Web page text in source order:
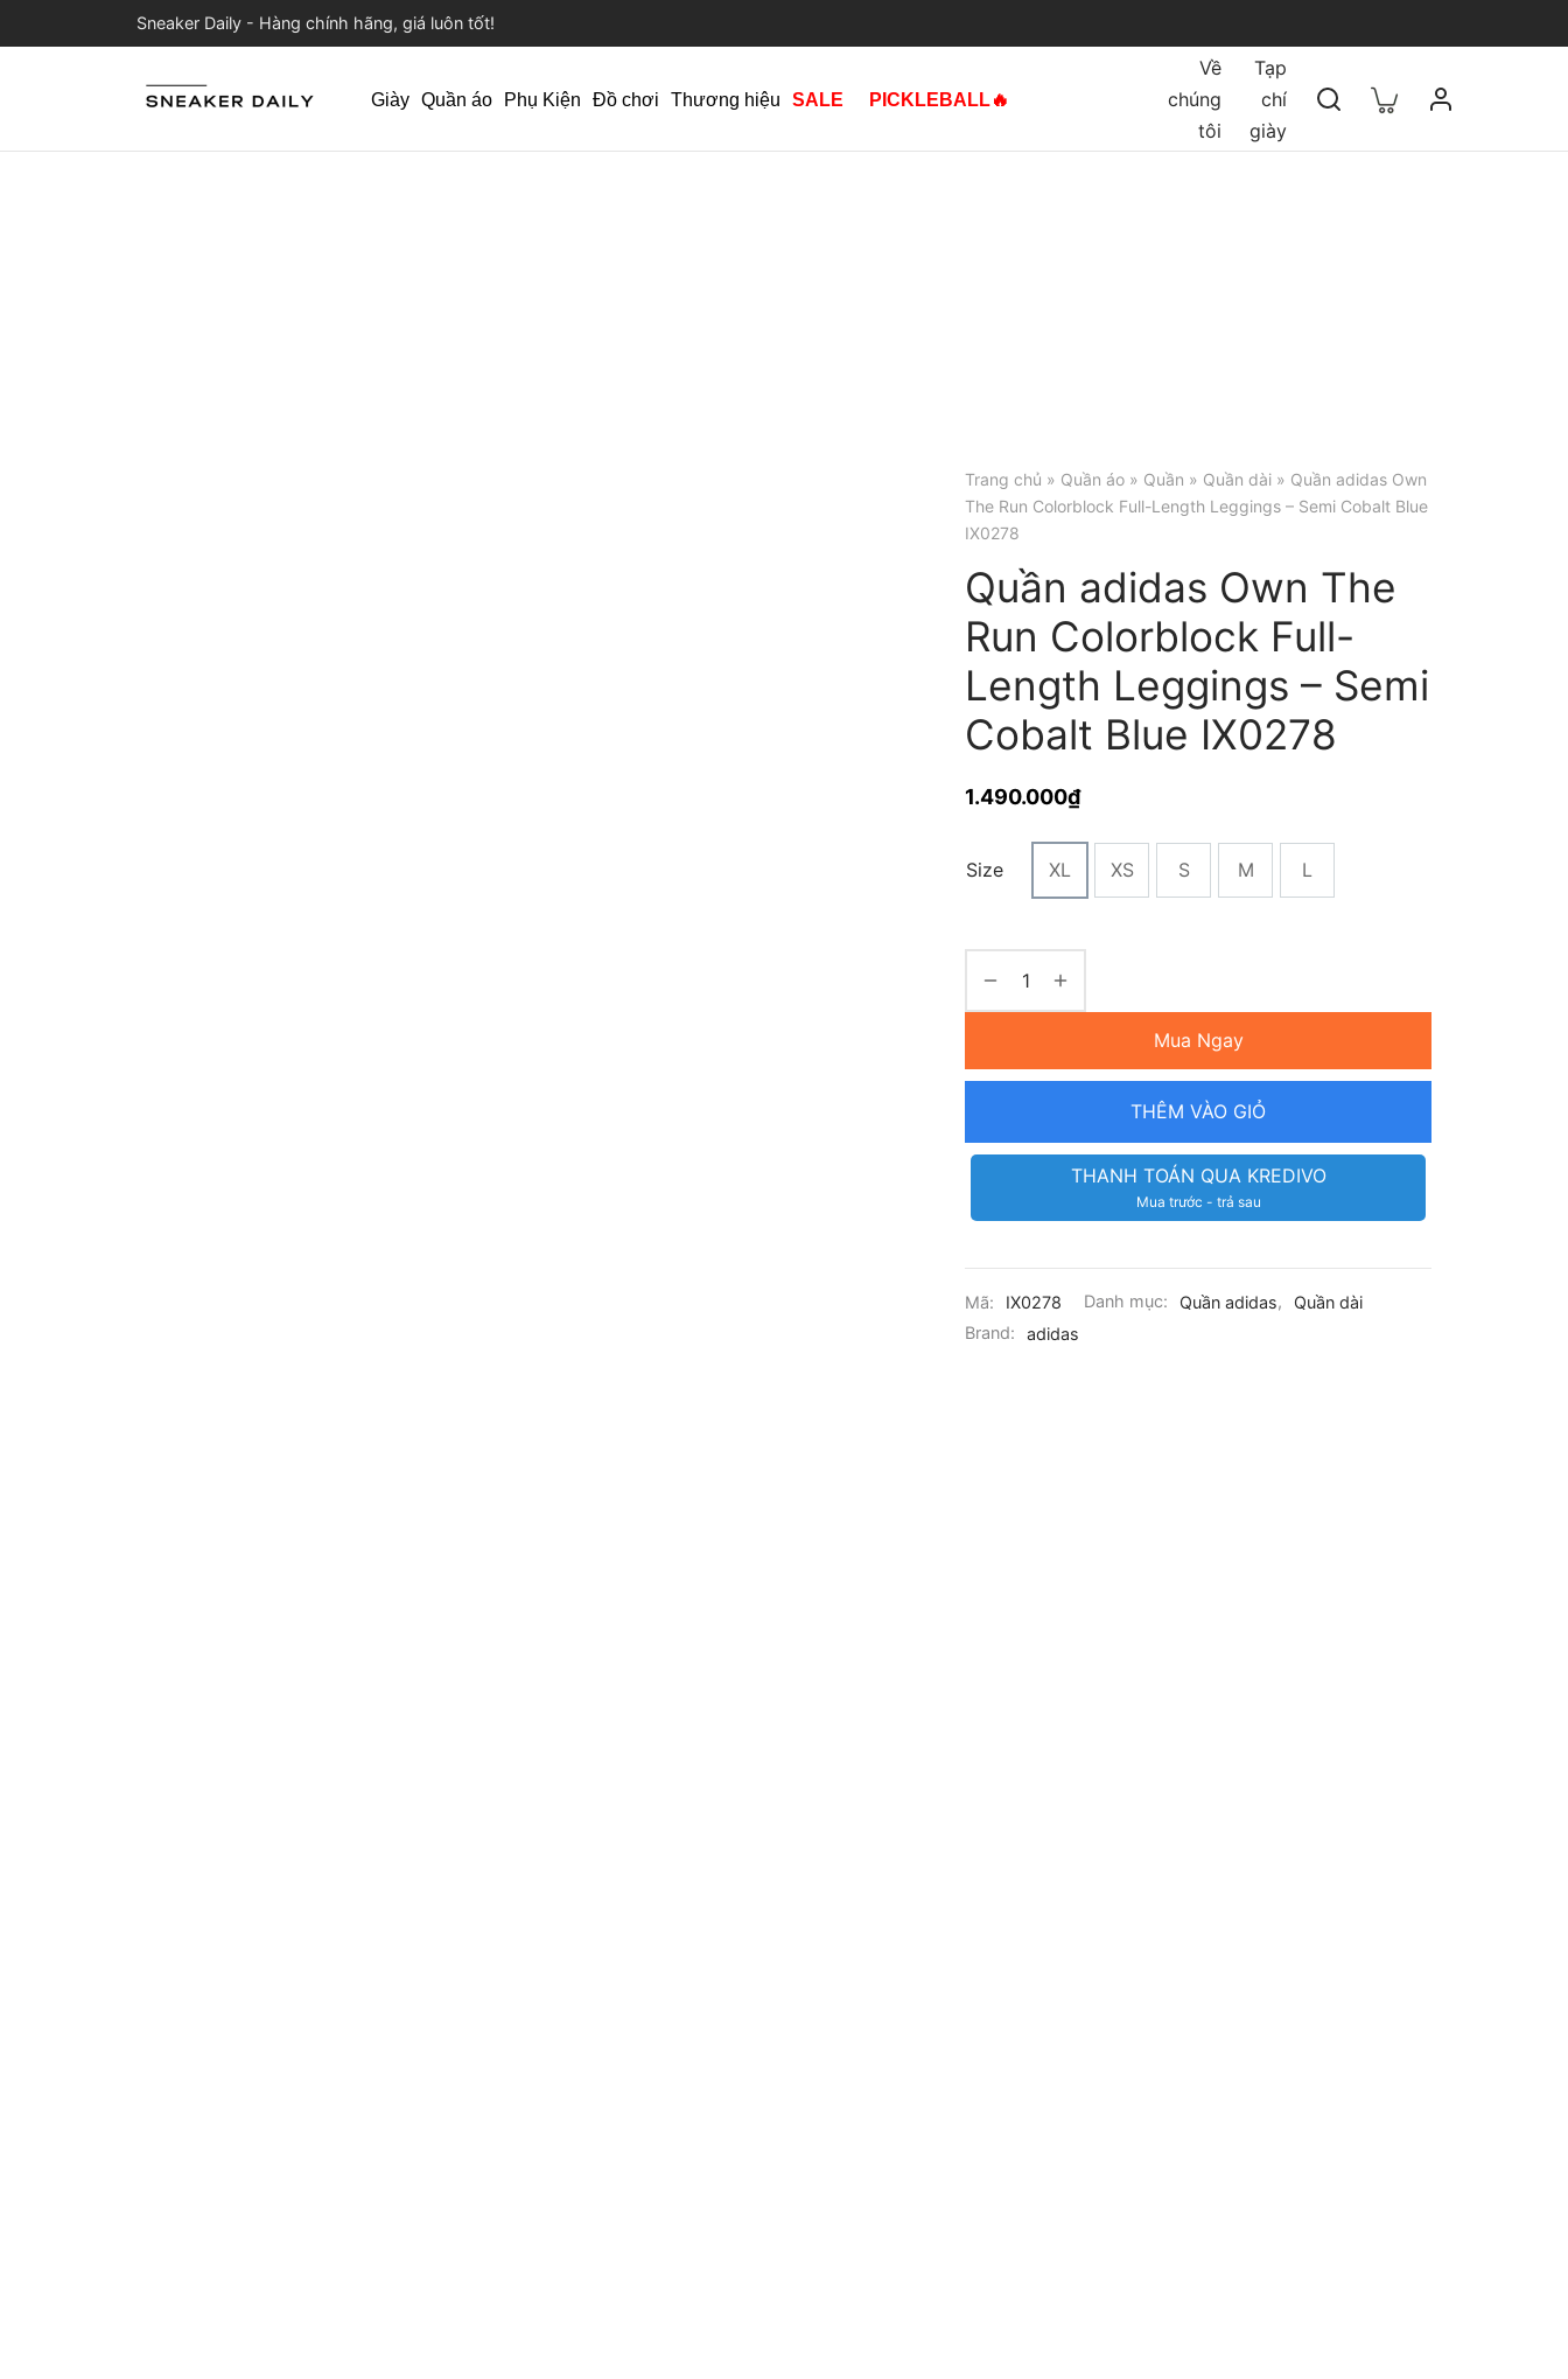
Sneaker Daily - Hàng chính hãng, giá luôn tốt!
Giày Quần áo Phụ Kiện Đồ chơi Thương hiệu SALE PICKLEBALL🔥
Về
chúng
tôi
Tạp
chí
giày
Trang chủ » Quần áo » Quần » Quần dài » Quần adidas Own
The Run Colorblock Full-Length Leggings – Semi Cobalt Blue
IX0278
Quần adidas Own The
Run Colorblock Full-
Length Leggings – Semi
Cobalt Blue IX0278
1.490.000₫
Size XL XS S M L
Mua Ngay
THÊM VÀO GIỎ
THANH TOÁN QUA KREDIVO
Mua trước - trả sau
Mã: IX0278 Danh mục: Quần adidas,
Quần dài
Brand:
adidas